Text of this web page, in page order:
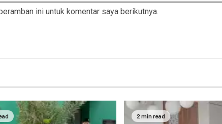
ini untuk komentar saya berikutnya.
2 min read